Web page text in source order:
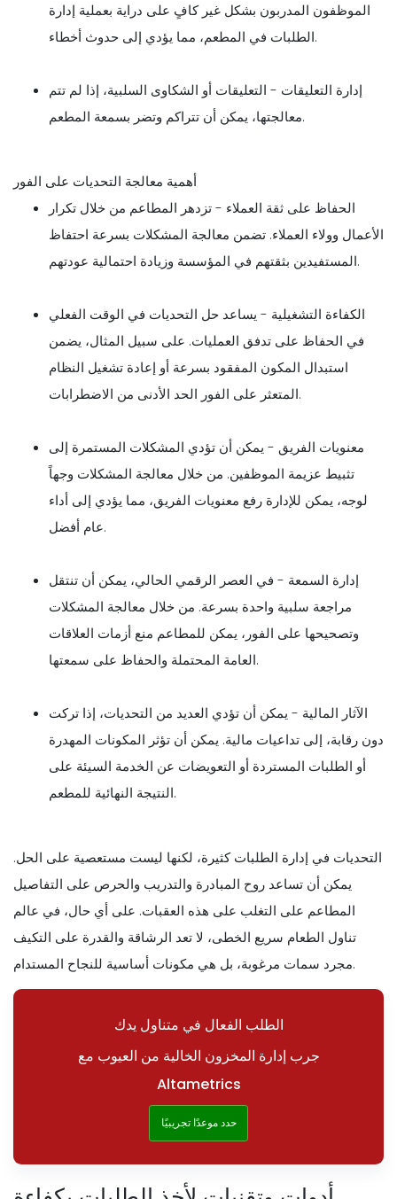
الموظفون المدربون بشكل غير كافٍ على دراية بعملية إدارة
الطلبات في المطعم، مما يؤدي إلى حدوث أخطاء.
إدارة التعليقات - التعليقات أو الشكاوى السلبية، إذا لم تتم
معالجتها، يمكن أن تتراكم وتضر بسمعة المطعم.
أهمية معالجة التحديات على الفور
الحفاظ على ثقة العملاء - تزدهر المطاعم من خلال تكرار
الأعمال وولاء العملاء. تضمن معالجة المشكلات بسرعة احتفاظ
المستفيدين بثقتهم في المؤسسة وزيادة احتمالية عودتهم.
الكفاءة التشغيلية - يساعد حل التحديات في الوقت الفعلي
في الحفاظ على تدفق العمليات. على سبيل المثال، يضمن
استبدال المكون المفقود بسرعة أو إعادة تشغيل النظام
المتعثر على الفور الحد الأدنى من الاضطرابات.
معنويات الفريق - يمكن أن تؤدي المشكلات المستمرة إلى
تثبيط عزيمة الموظفين. من خلال معالجة المشكلات وجهاً
لوجه، يمكن للإدارة رفع معنويات الفريق، مما يؤدي إلى أداء
عام أفضل.
إدارة السمعة - في العصر الرقمي الحالي، يمكن أن تنتقل
مراجعة سلبية واحدة بسرعة. من خلال معالجة المشكلات
وتصحيحها على الفور، يمكن للمطاعم منع أزمات العلاقات
العامة المحتملة والحفاظ على سمعتها.
الآثار المالية - يمكن أن تؤدي العديد من التحديات، إذا تركت
دون رقابة، إلى تداعيات مالية. يمكن أن تؤثر المكونات المهدرة
أو الطلبات المستردة أو التعويضات عن الخدمة السيئة على
النتيجة النهائية للمطعم.
التحديات في إدارة الطلبات كثيرة، لكنها ليست مستعصية على الحل.
يمكن أن تساعد روح المبادرة والتدريب والحرص على التفاصيل
المطاعم على التغلب على هذه العقبات. على أي حال، في عالم
تناول الطعام سريع الخطى، لا تعد الرشاقة والقدرة على التكيف
مجرد سمات مرغوبة، بل هي مكونات أساسية للنجاح المستدام.
الطلب الفعال في متناول يدك
جرب إدارة المخزون الخالية من العيوب مع
Altametrics
حدد موعدًا تجريبيًا